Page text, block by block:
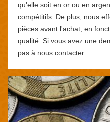
qu'elle soit en or ou en
compétitifs. De plus, nous
pièces avant l'achat, en
qualité. Si vous avez une
pas à nous contacter.